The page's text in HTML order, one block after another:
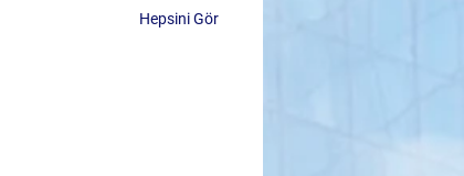
Hepsini Gör